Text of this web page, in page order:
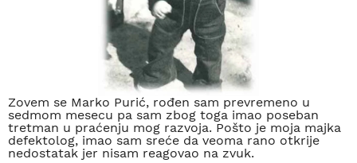
Zovem se Marko Purić, rođen sam prevremeno u
sedmom mesecu pa sam zbog toga imao poseban
tretman u praćenju mog razvoja. Pošto je moja majka
defektolog, imao sam sreće da veoma rano otkrije
nedostatak jer nisam reagovao na zvuk.